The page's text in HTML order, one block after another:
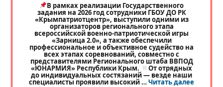
В рамках реализации Государственного
задания на 2026 год сотрудники ГБОУ ДО РК
«Крымпатриотцентр», выступили одними из
организаторов регионального этапа
всероссийской военно-патриотической игры
«Зарница 2.0», а также обеспечили
профессиональное и объективное судейство на
всех этапах соревнований, совместно с
представителями Регионального штаба ВВПОД
«ЮНАРМИЯ» Республики Крым. От отрядных
до индивидуальных состязаний — везде наши
специалисты проявили высокий …Читать далее«